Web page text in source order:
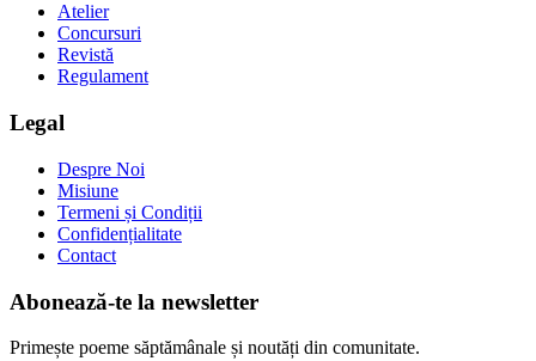
Atelier
Concursuri
Revistă
Regulament
Legal
Despre Noi
Misiune
Termeni și Condiții
Confidențialitate
Contact
Abonează-te la newsletter
Primește poeme săptămânale și noutăți din comunitate.